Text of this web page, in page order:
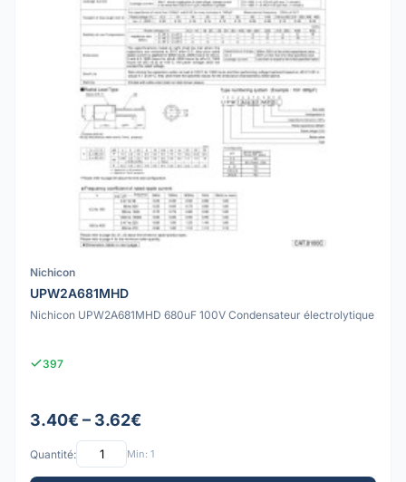
Nichicon
UPW2A681MHD
Nichicon UPW2A681MHD 680uF 100V Condensateur électrolytique
397
3.40€ – 3.62€
Quantité: Min: 1